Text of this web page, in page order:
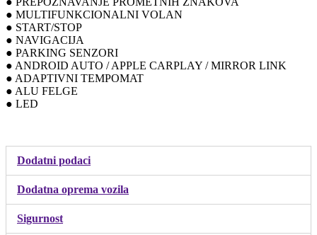
● MULTIFUNKCIONALNI VOLAN
● START/STOP
● NAVIGACIJA
● PARKING SENZORI
● ANDROID AUTO / APPLE CARPLAY / MIRROR LINK
● ADAPTIVNI TEMPOMAT
● ALU FELGE
● LED
Dodatni podaci
Dodatna oprema vozila
Sigurnost